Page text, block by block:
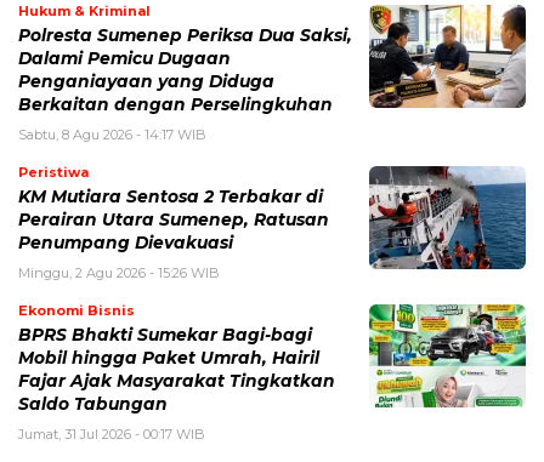
Hukum & Kriminal
Polresta Sumenep Periksa Dua Saksi,
Dalami Pemicu Dugaan
Penganiayaan yang Diduga
Berkaitan dengan Perselingkuhan
Sabtu, 8 Agu 2026 - 14:17 WIB
Peristiwa
KM Mutiara Sentosa 2 Terbakar di
Perairan Utara Sumenep, Ratusan
Penumpang Dievakuasi
Minggu, 2 Agu 2026 - 15:26 WIB
Ekonomi Bisnis
BPRS Bhakti Sumekar Bagi-bagi
Mobil hingga Paket Umrah, Hairil
Fajar Ajak Masyarakat Tingkatkan
Saldo Tabungan
Jumat, 31 Jul 2026 - 00:17 WIB